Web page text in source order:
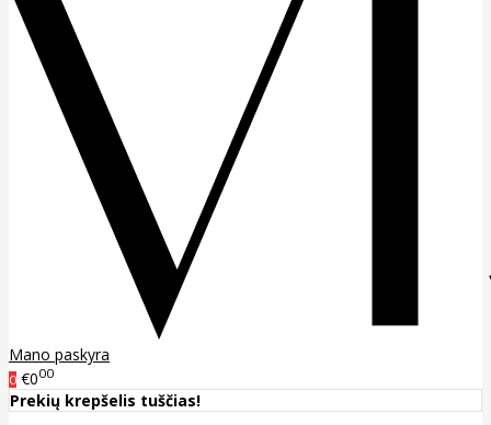
Mano paskyra
0 €000
Prekių krepšelis tuščias!